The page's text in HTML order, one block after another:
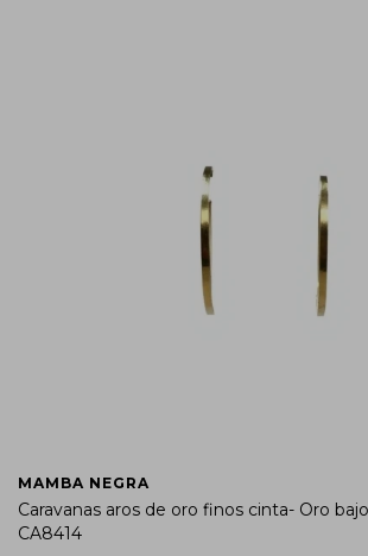
MAMBA NEGRA
Caravanas aros de oro finos cinta- Oro
CA8414